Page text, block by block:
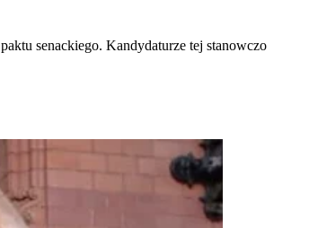
senackiego. Kandydaturze tej stanowczo